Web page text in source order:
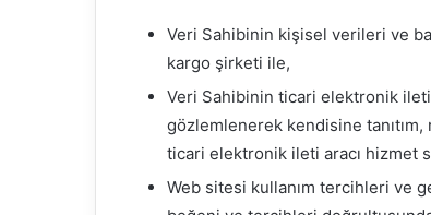
Veri Sahibinin kişisel verileri ve
kargo şirketi ile,
Veri Sahibinin ticari elektronik ileti
gözlemlenerek kendisine tanıtım,
ticari elektronik ileti aracı hizmet
Web sitesi kullanım tercihleri ve